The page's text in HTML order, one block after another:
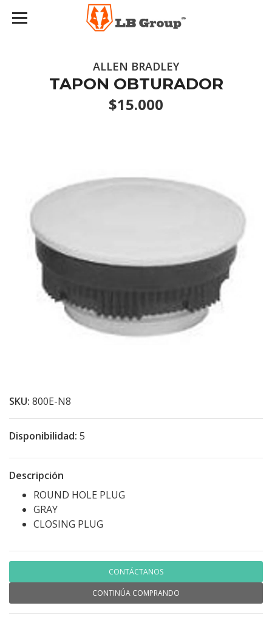
ALLEN BRADLEY
TAPON OBTURADOR
$15.000
SKU: 800E-N8
Disponibilidad: 5
Descripción
ROUND HOLE PLUG
GRAY
CLOSING PLUG
CONTÁCTANOS
CONTINÚA COMPRANDO